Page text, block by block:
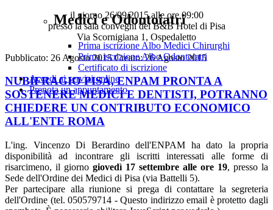
Medici e Odontoiatri
Prima iscrizione Albo Medici Chirurghi
Prima iscrizione Albo Odontoiatri
Certificato di iscrizione
Accedi ai servizi online
Prenota un appuntamento
il giorno 26/09/2015 alle ore 09:00
presso la sala convegni del B&B Hotel di Pisa
Via Scornigiana 1, Ospedaletto
Pubblicato: 26 Agosto 2015Creato: 26 Agosto 2015
NUBIFRAGIO PISA, ENPAM PRONTA A
SOSTENERE MEDICI E DENTISTI, POTRANNO
CHIEDERE UN CONTRIBUTO ECONOMICO
ALL'ENTE ROMA
L'ing. Vincenzo Di Berardino dell'ENPAM ha dato la propria
disponibilità ad incontrare gli iscritti interessati alle forme di
risarcimeno, il giorno giovedì 17 settembre alle ore 19, presso la
Sede dell'Ordine dei Medici di Pisa (via Battelli 5).
Per partecipare alla riunione si prega di contattare la segreteria
dell'Ordine (tel. 050579714 -Questo indirizzo email è protetto dagli